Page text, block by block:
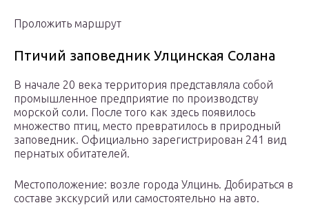
Проложить маршрут
Птичий заповедник Улцинская Солана
В начале 20 века территория представляла собой
промышленное предприятие по производству
морской соли. После того как здесь появилось
множество птиц, место превратилось в природный
заповедник. Официально зарегистрирован 241 вид
пернатых обитателей.
Местоположение: возле города Улцинь. Добираться в
составе экскурсий или самостоятельно на авто.